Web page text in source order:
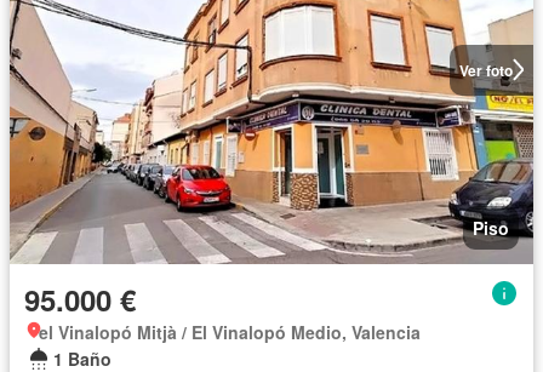
Ver foto
Piso
95.000 €
el Vinalopó Mitjà / El Vinalopó Medio, Valencia
1 Baño